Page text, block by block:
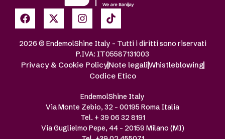
2026 © EndemolShine Italy – Tutti i diritti sono riservati
P.IVA: IT05587131003
Privacy & Cookie PolicyNote legaliWhistleblowing
Codice Etico
EndemolShine Italy
Via Monte Zebio, 32 – 00195 Roma Italia
Tel. + 39 06 32 8191
Via Guglielmo Pepe, 44 – 20159 Milano (MI)